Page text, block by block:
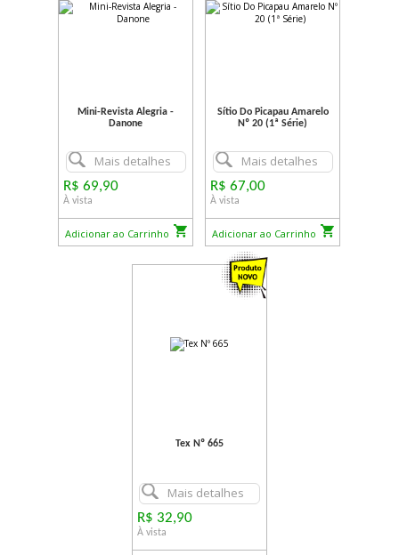
Mini-Revista Alegria -
Danone
Mais detalhes
R$ 69,90
À vista
Adicionar ao Carrinho
Sítio Do Picapau Amarelo
Nº 20 (1ª Série)
Mais detalhes
R$ 67,00
À vista
Adicionar ao Carrinho
Tex Nº 665
Mais detalhes
R$ 32,90
À vista